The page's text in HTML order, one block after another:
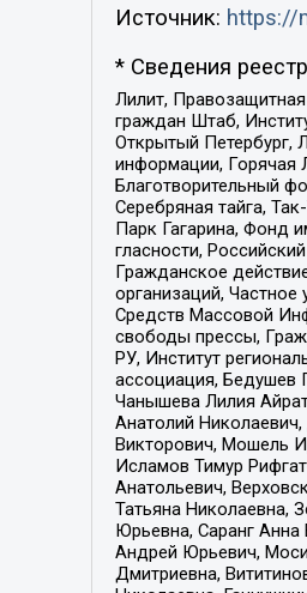
Источник: https://
* Сведения
Лилит,
граждан Штаб,
Открытый Петербург,
информации, Горячая
Благотворительный
Серебряная тайга,
Парк Гагарина, Фонд
гласности,
Гражданское
организаций,
Средств Массовой
свободы прессы,
РУ, Институт
ассоциация, Бедушев
Чанышева Лилия
Анатолий
Викторович, Мошель
Исламов Тимур
Анатольевич,
Татьяна Николаевна,
Юрьевна, Саранг Анна
Андрей Юрьевич,
Дмитриевна,